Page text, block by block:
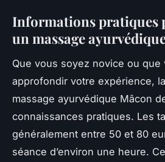
Informations pratiques
un massage
Que vous soyez novice ou que
approfondir votre expérience,
massage ayurvédique Mâcon
connaissances pratiques. Les
généralement entre 50 et 80
séance d’environ une heure.